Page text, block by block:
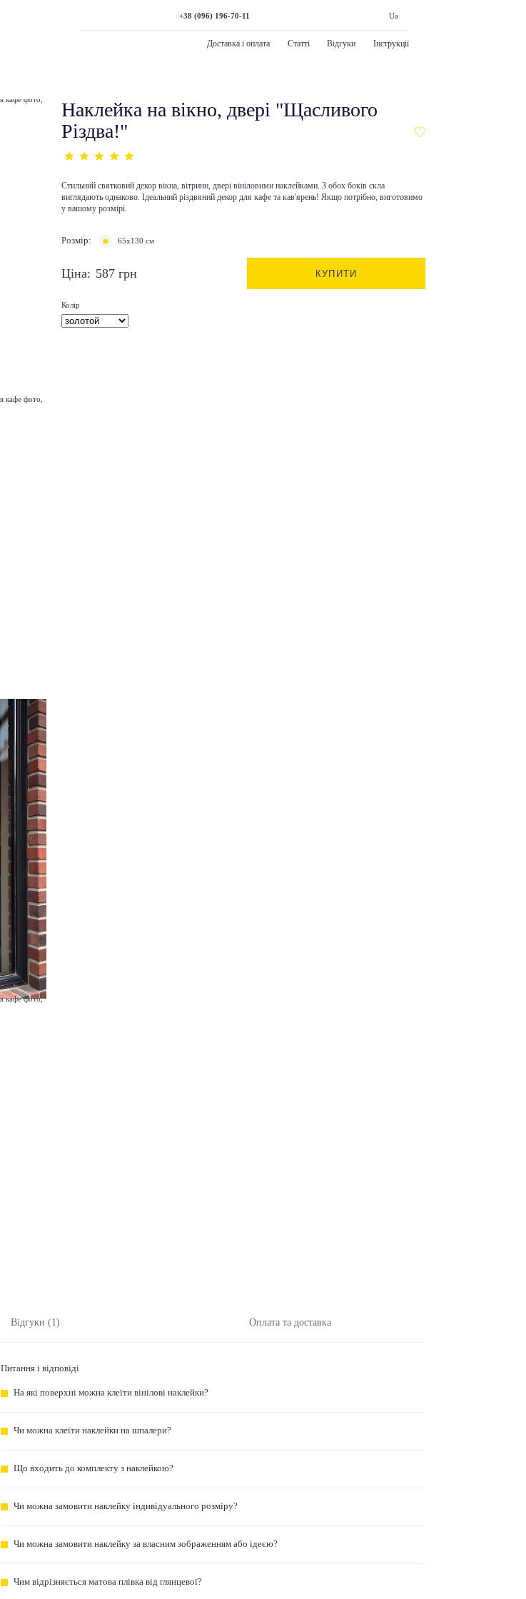
+38 (096) 196-70-11 Ua
Доставка і оплата Статті Відгуки Інструкції
Наклейка на вікно, двері "Щасливого
Різдва!"
Стильний святковий декор вікна, вітрини, двері вініловими наклейками. З обох боків скла
виглядають однаково. Ідеальний різдвяний декор для кафе та кав'ярень! Якщо потрібно, виготовимо
у вашому розмірі.
Розмір: 65х130 см
Ціна: 587 грн КУПИТИ
Колір
Відгуки (1) Оплата та доставка
Питання і відповіді
На які поверхні можна клеїти вінілові наклейки?
Чи можна клеїти наклейки на шпалери?
Що входить до комплекту з наклейкою?
Чи можна замовити наклейку індивідуального розміру?
Чи можна замовити наклейку за власним зображенням або ідеєю?
Чим відрізняється матова плівка від глянцевої?